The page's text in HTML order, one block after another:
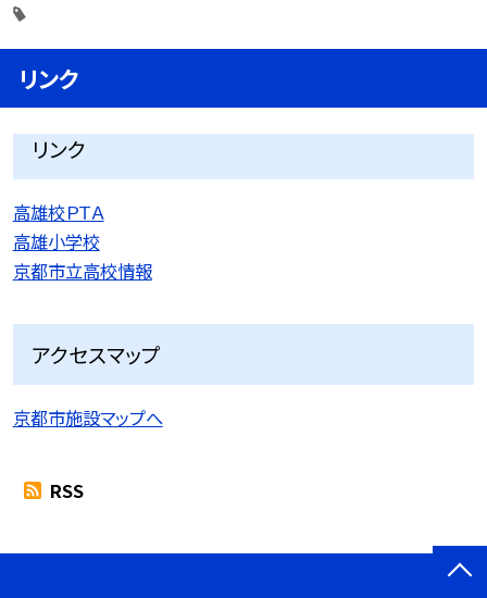
リンク
リンク
高雄校ＰＴＡ
高雄小学校
京都市立高校情報
アクセスマップ
京都市施設マップへ
RSS